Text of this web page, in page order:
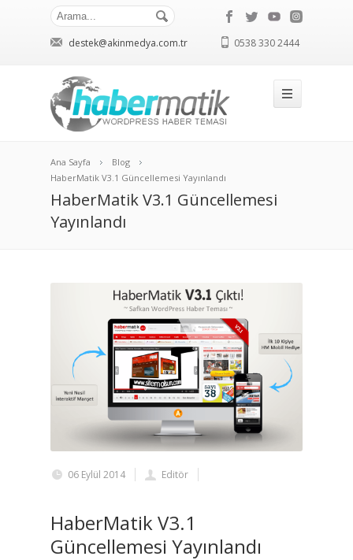
destek@akinmedya.com.tr 0538 330 2444
Ana Sayfa
Blog
HaberMatik V3.1 Güncellemesi Yayınlandı
HaberMatik V3.1 Güncellemesi
Yayınlandı
06 Eylül 2014 Editör
HaberMatik V3.1
Güncellemesi Yayınlandı